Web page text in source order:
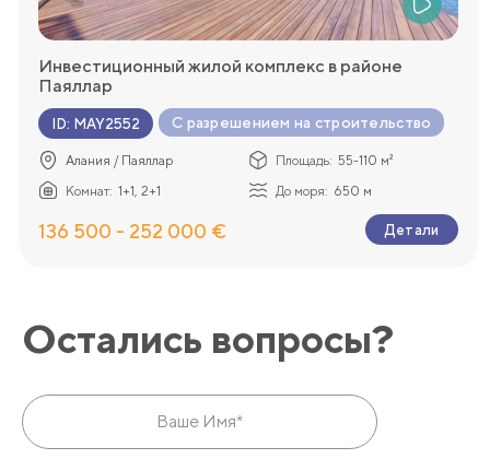
Инвестиционный жилой комплекс в районе
Паяллар
ID: MAY2552 С разрешением на строительство
Алания / Паяллар Площадь: 55-110 м²
Комнат: 1+1, 2+1 До моря: 650 м
136 500 - 252 000 € Детали
Остались вопросы?